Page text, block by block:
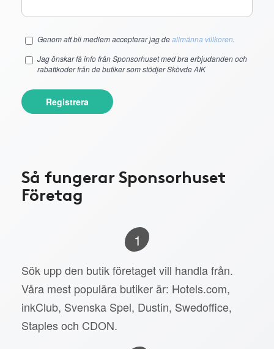
Genom att bli medlem accepterar jag deallmänna villkoren.
Jag önskar få info från Sponsorhuset med bra erbjudanden och
rabattkoder från de butiker som stödjer Skövde AIK
Registrera
Så fungerar Sponsorhuset
Företag
1
Sök upp den butik företaget vill handla från.
Våra mest populära butiker är: Hotels.com,
inkClub, Svenska Spel, Dustin, Swedoffice,
Staples och CDON.